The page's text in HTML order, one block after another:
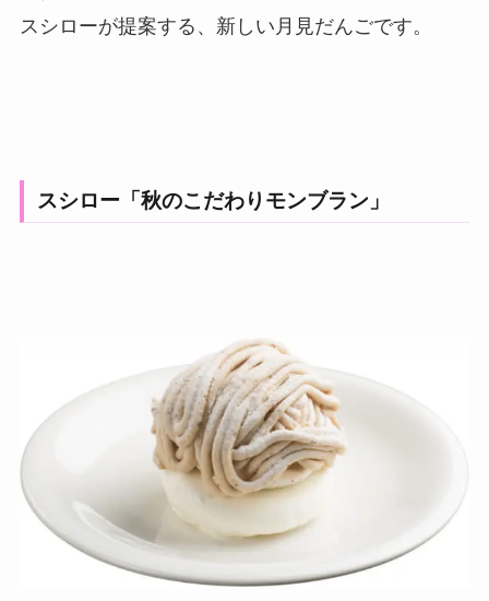
スシローが提案する、新しい月見だんごです。
スシロー「秋のこだわりモンブラン」